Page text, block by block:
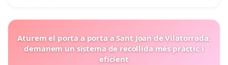
Aturem el porta a porta a Sant Joan de Vilatorrada:
demanem un sistema de recollida més pràctic i
eficient